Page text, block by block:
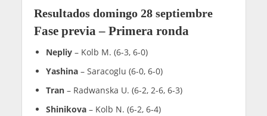
Resultados domingo 28 septiembre
Fase previa – Primera ronda
Nepliy– Kolb M. (6-3, 6-0)
Yashina– Saracoglu (6-0, 6-0)
Tran– Radwanska U. (6-2, 2-6, 6-3)
Shinikova– Kolb N. (6-2, 6-4)